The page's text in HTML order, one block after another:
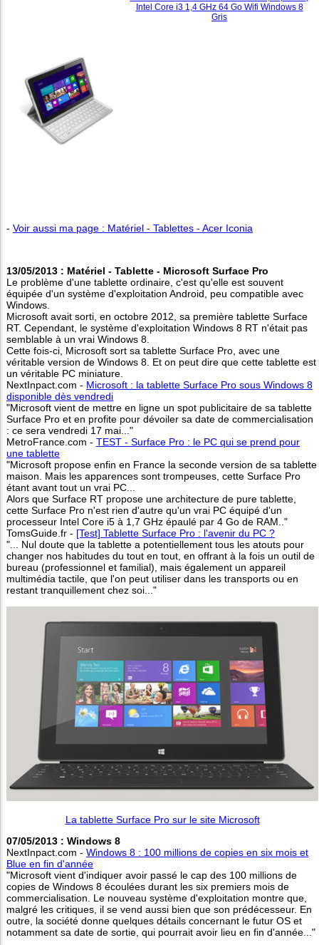
Intel Core i3 1,4 GHz 64 Go Wifi Windows 8
Gris
- Voir aussi ma page : Matériel - Tablettes - Acer Iconia
13/05/2013 : Matériel - Tablette - Microsoft Surface Pro
Le problème d'une tablette ordinaire, c'est qu'elle est souvent
équipée d'un système d'exploitation Android, peu compatible avec
Windows.
Microsoft avait sorti, en octobre 2012, sa première tablette Surface
RT. Cependant, le système d'exploitation Windows 8 RT n'était pas
semblable à un vrai Windows 8.
Cette fois-ci, Microsoft sort sa tablette Surface Pro, avec une
véritable version de Windows 8. Et on peut dire que cette tablette est
un véritable PC miniature.
NextInpact.com - Microsoft : la tablette Surface Pro sous Windows 8
disponible dès vendredi
"Microsoft vient de mettre en ligne un spot publicitaire de sa tablette
Surface Pro et en profite pour dévoiler sa date de commercialisation
: ce sera vendredi 17 mai..."
MetroFrance.com - TEST - Surface Pro : le PC qui se prend pour
une tablette
"Microsoft propose enfin en France la seconde version de sa tablette
maison. Mais les apparences sont trompeuses, cette Surface Pro
étant avant tout un vrai PC...
Alors que Surface RT propose une architecture de pure tablette,
cette Surface Pro n'est rien d'autre qu'un vrai PC équipé d'un
processeur Intel Core i5 à 1,7 GHz épaulé par 4 Go de RAM.."
TomsGuide.fr - [Test] Tablette Surface Pro : l'avenir du PC ?
"... Nul doute que la tablette a potentiellement tous les atouts pour
changer nos habitudes du tout en tout, en offrant à la fois un outil de
bureau (professionnel et familial), mais également un appareil
multimédia tactile, que l'on peut utiliser dans les transports ou en
restant tranquillement chez soi..."
La tablette Surface Pro sur le site Microsoft
07/05/2013 : Windows 8
NextInpact.com - Windows 8 : 100 millions de copies en six mois et
Blue en fin d'année
"Microsoft vient d'indiquer avoir passé le cap des 100 millions de
copies de Windows 8 écoulées durant les six premiers mois de
commercialisation. Le nouveau système d'exploitation montre que,
malgré les critiques, il se vend aussi bien que son prédécesseur. En
outre, la société donne quelques détails concernant le futur OS et
notamment sa date de sortie, qui pourrait avoir lieu en fin d'année..."